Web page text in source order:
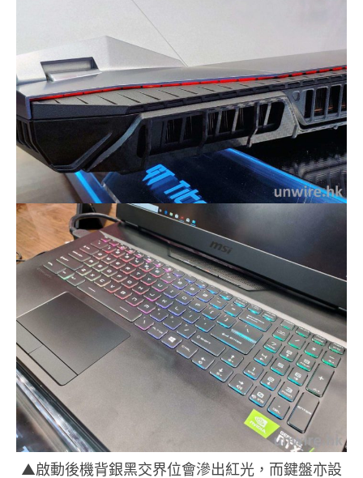
▲啟動後機背銀黑交界位會滲出紅光，而鍵盤亦設